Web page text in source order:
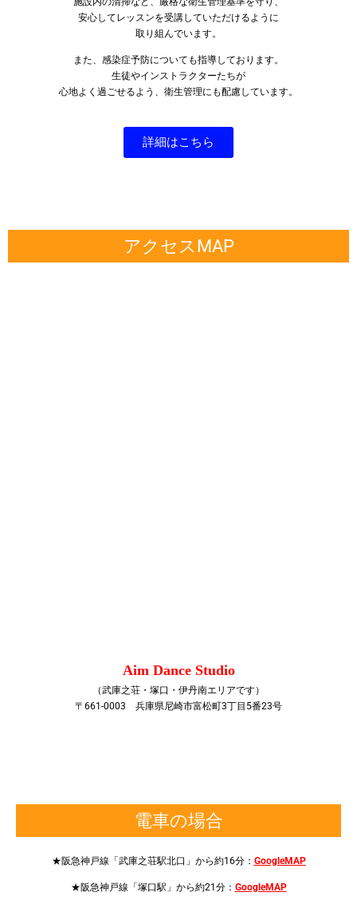
安心してレッスンを受講していただけるように
取り組んでいます。
また、感染症予防についても指導しております。
生徒やインストラクターたちが
心地よく過ごせるよう、衛生管理にも配慮しています。
詳細はこちら
アクセスMAP
Aim Dance Studio
（武庫之荘・塚口・伊丹南エリアです）
〒661-0003 兵庫県尼崎市富松町3丁目5番23号
電車の場合
★阪急神戸線「武庫之荘駅北口」から約16分： GoogleMAP
★阪急神戸線「塚口駅」から約21分： GoogleMAP